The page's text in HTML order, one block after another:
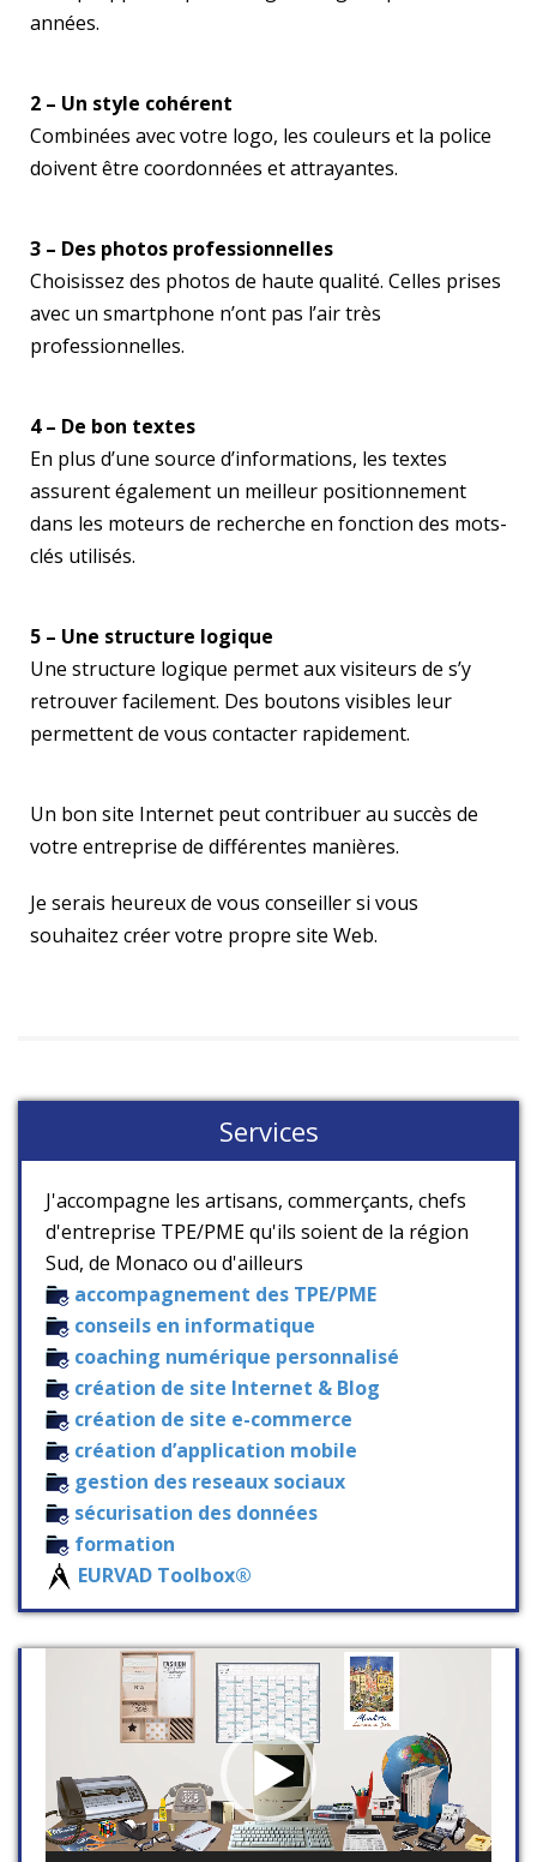
années.
2 – Un style cohérent
Combinées avec votre logo, les couleurs et la police
doivent être coordonnées et attrayantes.
3 – Des photos professionnelles
Choisissez des photos de haute qualité. Celles prises
avec un smartphone n’ont pas l’air très
professionnelles.
4 – De bon textes
En plus d’une source d’informations, les textes
assurent également un meilleur positionnement
dans les moteurs de recherche en fonction des mots-
clés utilisés.
5 – Une structure logique
Une structure logique permet aux visiteurs de s’y
retrouver facilement. Des boutons visibles leur
permettent de vous contacter rapidement.
Un bon site Internet peut contribuer au succès de
votre entreprise de différentes manières.
Je serais heureux de vous conseiller si vous
souhaitez créer votre propre site Web.
Services
J'accompagne les artisans, commerçants, chefs
d'entreprise TPE/PME qu'ils soient de la région
Sud, de Monaco ou d'ailleurs
accompagnement des TPE/PME
conseils en informatique
coaching numérique personnalisé
création de site Internet & Blog
création de site e-commerce
création d’application mobile
gestion des reseaux sociaux
sécurisation des données
formation
EURVAD Toolbox®